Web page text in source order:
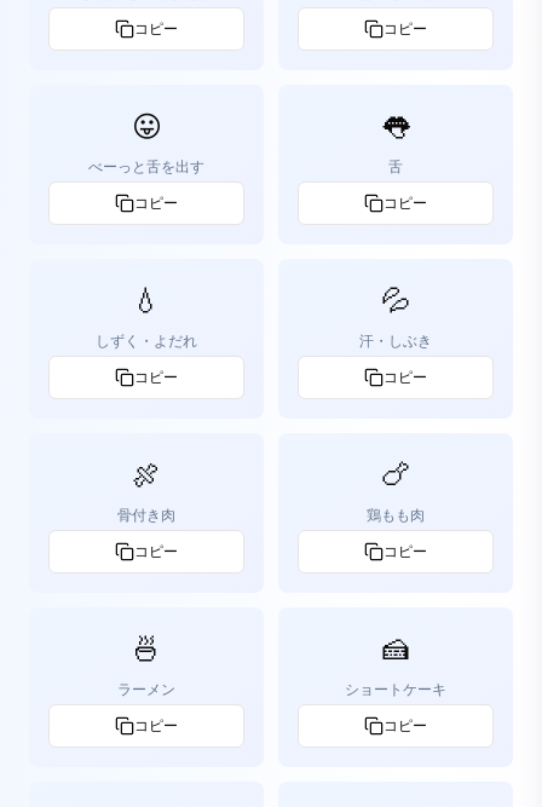
コピー コピー
😛
べーっと舌を出す
コピー
👅
舌
コピー
💧
しずく・よだれ
コピー
💦
汗・しぶき
コピー
🍖
骨付き肉
コピー
🍗
鶏もも肉
コピー
🍜
ラーメン
コピー
🍰
ショートケーキ
コピー